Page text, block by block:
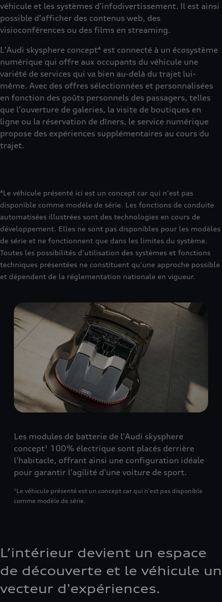
véhicule et les systèmes d'infodivertissement. Il est ainsi
possible d'afficher des contenus web, des
visioconférences ou des films en streaming.
L'Audi skysphere concept⁴ est connecté à un écosystème
numérique qui offre aux occupants du véhicule une
variété de services qui va bien au-delà du trajet lui-
même. Avec des offres sélectionnées et personnalisées
en fonction des goûts personnels des passagers, telles
que l'ouverture de galeries, la visite de boutiques en
ligne ou la réservation de dîners, le service numérique
propose des expériences supplémentaires au cours du
trajet.
⁴Le véhicule présenté ici est un concept car qui n'est pas
disponible comme modèle de série. Les fonctions de conduite
automatisées illustrées sont des technologies en cours de
développement. Elles ne sont pas disponibles pour les modèles
de série et ne fonctionnent que dans les limites du système.
Toutes les possibilités d'utilisation des systèmes et fonctions
techniques présentées ne constituent qu'une approche possible
et dépendent de la réglementation nationale en vigueur.
Les modules de batterie de l'Audi skysphere
concept¹ 100% électrique sont placés derrière
l'habitacle, offrant ainsi une configuration idéale
pour garantir l'agilité d'une voiture de sport.
¹Le véhicule présenté est un concept car qui n'est pas disponible
comme modèle de série.
L’intérieur devient un espace
de découverte et le véhicule un
vecteur d'expériences.